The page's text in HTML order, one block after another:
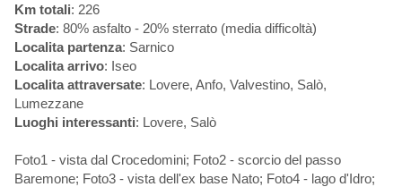
Km totali: 226
Strade: 80% asfalto - 20% sterrato (media difficoltà)
Localita partenza: Sarnico
Localita arrivo: Iseo
Localita attraversate: Lovere, Anfo, Valvestino, Salò,
Lumezzane
Luoghi interessanti: Lovere, Salò
Foto1 - vista dal Crocedomini; Foto2 - scorcio del passo
Baremone; Foto3 - vista dell'ex base Nato; Foto4 - lago d'Idro;